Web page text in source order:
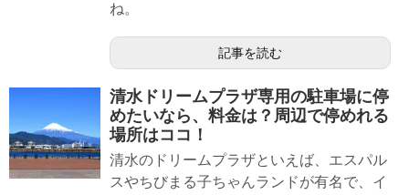
ね。
記事を読む
清水ドリームプラザ専用の駐車場に停
めたいなら、料金は？周辺で停めれる
場所はココ！
清水のドリームプラザといえば、エスパル
スやちびまる子ちゃんランドが有名で、イ